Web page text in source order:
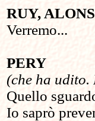
RUY,
Verremo...
PERY
(che ha udito.
Quello
Io saprò